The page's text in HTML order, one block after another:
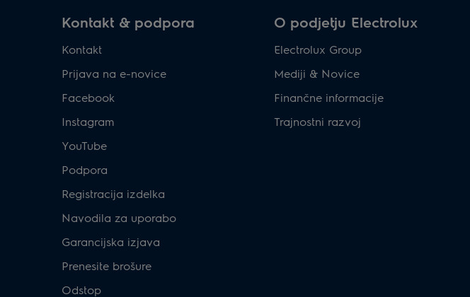
Kontakt & podpora
Kontakt
Prijava na e-novice
Facebook
Instagram
YouTube
Podpora
Registracija izdelka
Navodila za uporabo
Garancijska izjava
Prenesite brošure
Odstop
O podjetju Electrolux
Electrolux Group
Mediji & Novice
Finančne informacije
Trajnostni razvoj